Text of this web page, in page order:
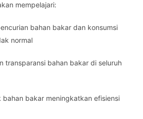
mempelajari:
bahan bakar dan konsumsi
normal
transparansi bahan bakar di seluruh
bahan bakar meningkatkan efisiensi